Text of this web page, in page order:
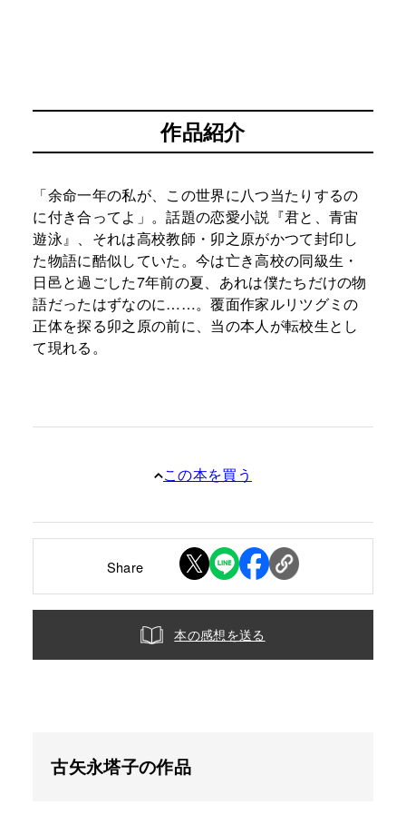
作品紹介
「余命一年の私が、この世界に八つ当たりするの
に付き合ってよ」。話題の恋愛小説『君と、青宙
遊泳』、それは高校教師・卯之原がかつて封印し
た物語に酷似していた。今は亡き高校の同級生・
日邑と過ごした7年前の夏、あれは僕たちだけの物
語だったはずなのに……。覆面作家ルリツグミの
正体を探る卯之原の前に、当の本人が転校生とし
て現れる。
この本を買う
Share
本の感想を送る
古矢永塔子の作品